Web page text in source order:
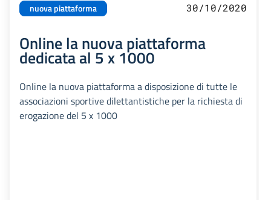
nuova piattaforma 30/10/2020
Online la nuova piattaforma
dedicata al 5 x 1000
Online la nuova piattaforma a disposizione di tutte le
associazioni sportive dilettantistiche per la richiesta di
erogazione del 5 x 1000